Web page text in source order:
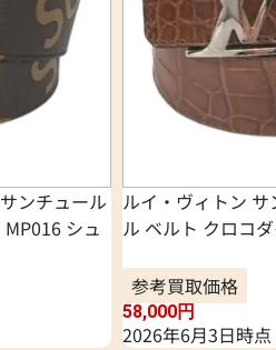
ンチュール
シュ
ルイ・ヴィトン
ル ベルト クロコ
参考買取価格
58,000円
2026年6月3日時点